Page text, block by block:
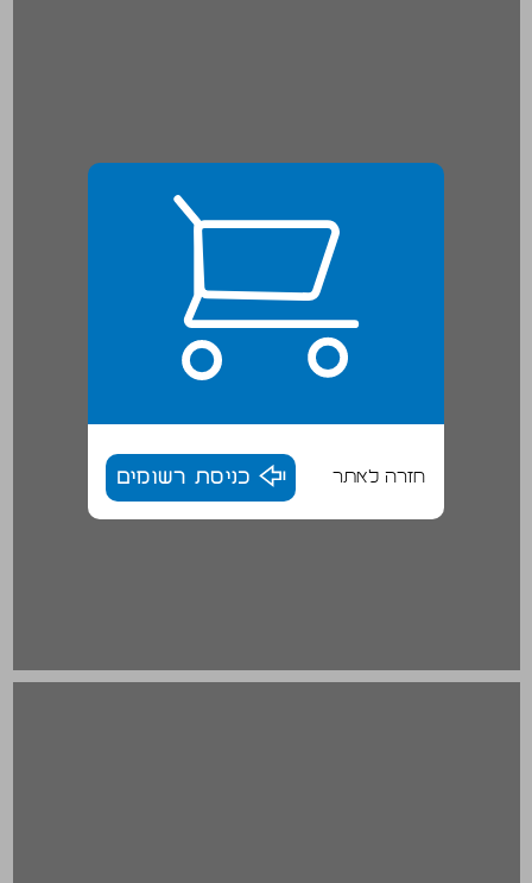
חזרה לאתר כניסת רשומים
שער ראשון: מפאראפיליה ופסיכופתיה עד נטייה מינית נורמטיבית ... 19